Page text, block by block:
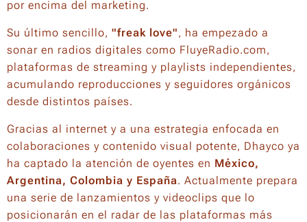
por encima del marketing.
Su último sencillo, "freak love", ha empezado a
sonar en radios digitales como FluyeRadio.com,
plataformas de streaming y playlists independientes,
acumulando reproducciones y seguidores orgánicos
desde distintos países.
Gracias al internet y a una estrategia enfocada en
colaboraciones y contenido visual potente, Dhayco ya
ha captado la atención de oyentes en México,
Argentina, Colombia y España. Actualmente prepara
una serie de lanzamientos y videoclips que lo
posicionarán en el radar de las plataformas más